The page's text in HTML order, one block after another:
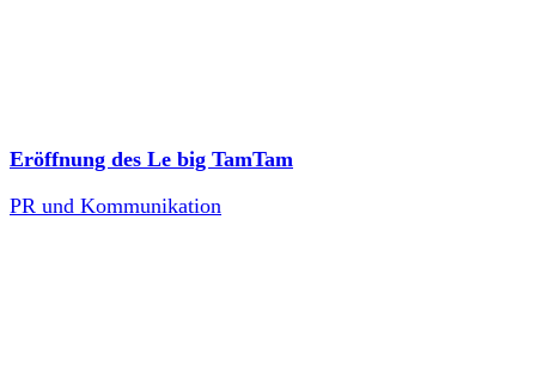
Eröffnung des Le big TamTam
PR und Kommunikation